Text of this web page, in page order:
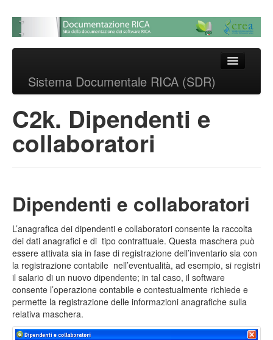
Sistema Documentale
RICA (SDR)
Sistema documentale delle
procedure RICA
Skip to primary content
Skip to secondary content
Sistema Documentale RICA (SDR)
C2k. Dipendenti e
collaboratori
Dipendenti e collaboratori
L’anagrafica dei dipendenti e collaboratori consente la raccolta
dei dati anagrafici e di tipo contrattuale. Questa maschera può
essere attivata sia in fase di registrazione dell’inventario sia con
la registrazione contabile nell’eventualità, ad esempio, si registri
il salario di un nuovo dipendente; in tal caso, il software
consente l’operazione contabile e contestualmente richiede e
permette la registrazione delle informazioni anagrafiche sulla
relativa maschera.